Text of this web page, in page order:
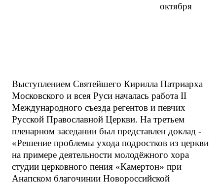
октября
Выступлением Святейшего Кирилла Патриарха
Московского и всея Руси началась работа II
Международного съезда регентов и певчих
Русской Православной Церкви. На третьем
пленарном заседании был представлен доклад -
«Решение проблемы ухода подростков из церкви
на примере деятельности молодёжного хора
студии церковного пения «Камертон» при
Анапском благочинии Новороссийской